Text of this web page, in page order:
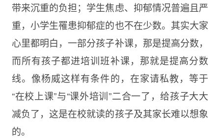
带来沉重的负担；学生焦虑、抑郁情况普遍且严
重，小学生罹患抑郁症的也不在少数。其实大家
心里都明白，一部分孩子补课，那是提高分数，
而所有孩子都进培训班补课，那就是提高分数
线。像杨威这样有条件的，在家请私教，等于
“在校上课”与“课外培训”二合一了，给孩子大大
减负了，这是在校就读的孩子及其家长难以想象
的。